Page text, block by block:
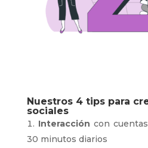
Nuestros 4 tips para
sociales
Interacción con
30 minutos diarios